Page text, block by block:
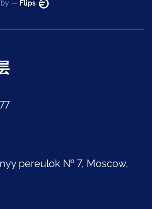
by — Flips
pereulok № 7, Moscow,